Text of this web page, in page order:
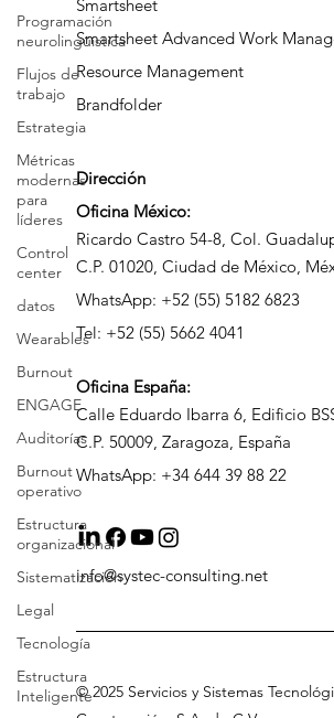
Programación
neurolingüística
Flujos de
trabajo
Estrategia
Métricas
modernas
para
líderes
Control
center
datos
Wearables
Burnout
ENGAGE
Auditorías
Burnout
operativo
Estructura
organizacional
Sistematización
Legal
Tecnología
Estructura
Inteligente
Dirección
Oficina México:
Ricardo Castro 54-8, Col.
C.P. 01020, Ciudad de México,
WhatsApp: +52 (55) 5182 6823
OficinaEspaña:
Calle Eduardo Ibarra 6, Edificio
C.P. 50009, Zaragoza, España
Smartsheet
Resource Management
Smartsheet Advanced Work